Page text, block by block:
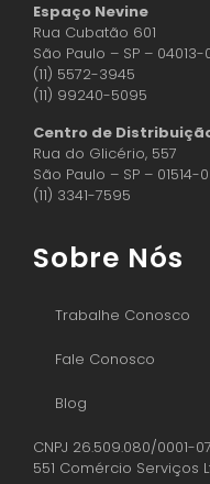
Espaço Nevine
Rua Cubatão 601
São Paulo – SP – 04013-
(11) 5572-3945
(11) 99240-5095
Centro de
Rua do Glicério, 557
São Paulo – SP – 01514-
(11) 3341-7595
Sobre Nós
Trabalhe Conosco
Fale Conosco
Blog
CNPJ 26.509.080/0001-07
551 Comércio Serviços